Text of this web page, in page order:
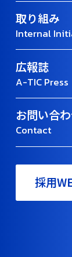
取り組み
Internal
広報誌
A-TIC Press
お問い合
Contact
採用